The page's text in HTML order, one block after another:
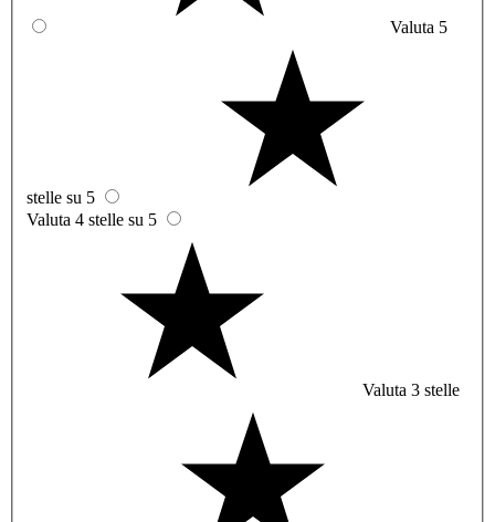
Valuta 5
stelle su 5
Valuta 4 stelle su 5
Valuta 3 stelle